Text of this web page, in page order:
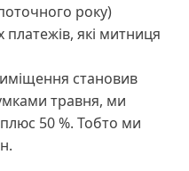
року)
які митниця
становив
травня, ми
50 %. Тобто ми